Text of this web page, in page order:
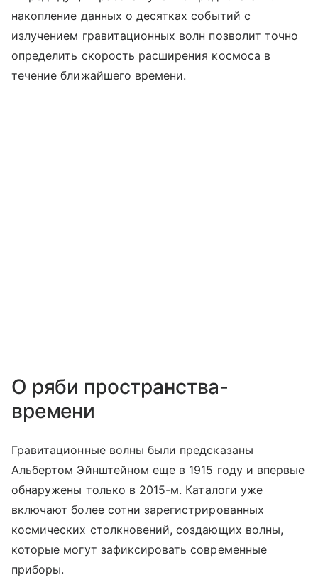
накопление данных о десятках событий с
излучением гравитационных волн позволит точно
определить скорость расширения космоса в
течение ближайшего времени.
О ряби пространства-
времени
Гравитационные волны были предсказаны
Альбертом Эйнштейном еще в 1915 году и впервые
обнаружены только в 2015-м. Каталоги уже
включают более сотни зарегистрированных
космических столкновений, создающих волны,
которые могут зафиксировать современные
приборы.